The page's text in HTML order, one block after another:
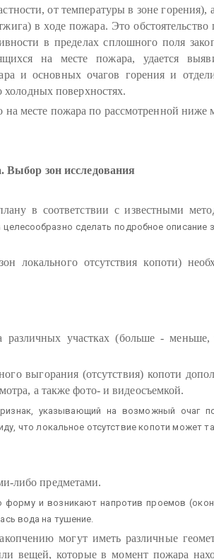
от температуры в зоне горения),
в ходе пожара. Это обстоятельство
в пределах сплошного поля
на месте пожара, удается
и основных очагов горения и
холодных поверхностях.
на месте пожара по рассмотренной ниже
Выбор зон исследования
в соответствии с известными
сделать подробное описание
локального отсутствия копоти)
различных участках (больше -
выгорания (отсутствия) копоти
а также фото- и видеосъемкой.
указывающий на возможный очаг
что локальное отсутствие копоти может
либо предметами.
и возникают напротив проемов
вода на тушение.
могут иметь различные
вещей, которые в момент пожара